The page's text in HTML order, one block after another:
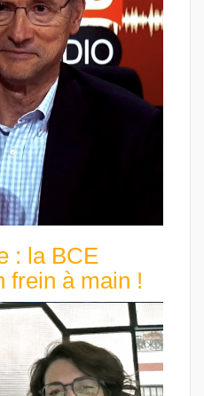
: la BCE
frein à main !